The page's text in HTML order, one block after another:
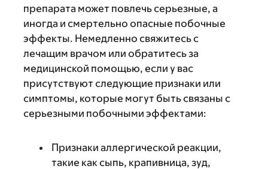
препарата может повлечь серьезные, а
иногда и смертельно опасные побочные
эффекты. Немедленно свяжитесь с
лечащим врачом или обратитесь за
медицинской помощью, если у вас
присутствуют следующие признаки или
симптомы, которые могут быть связаны с
серьезными побочными эффектами:
Признаки аллергической реакции,
такие как сыпь, крапивница, зуд,